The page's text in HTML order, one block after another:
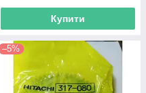
Купити
–5%